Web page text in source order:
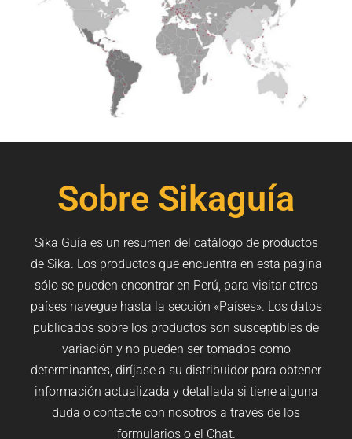
Sobre Sikaguía
Sika Guía es un resumen del catálogo de productos
de Sika. Los productos que encuentra en esta página
sólo se pueden encontrar en Perú, para visitar otros
países navegue hasta la sección «Países». Los datos
publicados sobre los productos son susceptibles de
variación y no pueden ser tomados como
determinantes, diríjase a su distribuidor para obtener
información actualizada y detallada si tiene alguna
duda o contacte con nosotros a través de los
formularios o el Chat.